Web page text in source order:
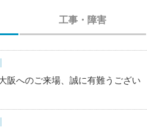
工事・障害
阪へのご来場、誠に有難うござい